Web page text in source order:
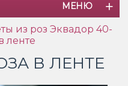
МЕНЮ
из роз Эквадор 40-
ленте
В ЛЕНТЕ